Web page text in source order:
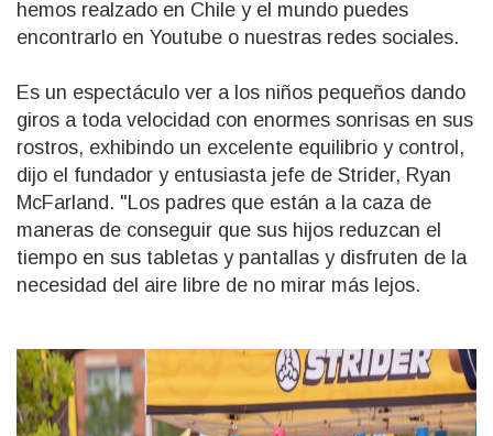
hemos realzado en Chile y el mundo puedes
encontrarlo en Youtube o nuestras redes sociales.
Es un espectáculo ver a los niños pequeños dando
giros a toda velocidad con enormes sonrisas en sus
rostros, exhibindo un excelente equilibrio y control,
dijo el fundador y entusiasta jefe de Strider, Ryan
McFarland. "Los padres que están a la caza de
maneras de conseguir que sus hijos reduzcan el
tiempo en sus tabletas y pantallas y disfruten de la
necesidad del aire libre de no mirar más lejos.